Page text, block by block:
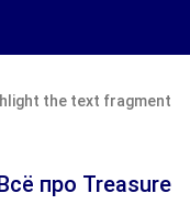
the text fragment
про Treasure